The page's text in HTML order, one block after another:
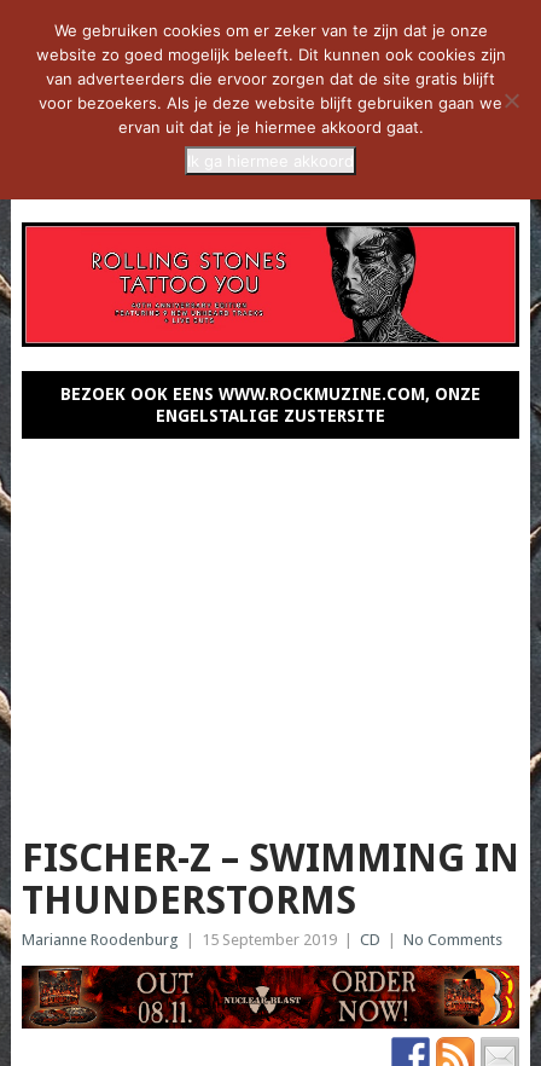
BEZOEK OOK EENS WWW.ROCKMUZINE.COM, ONZE
ENGELSTALIGE ZUSTERSITE
FISCHER-Z – SWIMMING IN
THUNDERSTORMS
Marianne Roodenburg 15 September 2019 CD No Comments
We gebruiken cookies om er zeker van te zijn dat je onze
website zo goed mogelijk beleeft. Dit kunnen ook cookies zijn
van adverteerders die ervoor zorgen dat de site gratis blijft
voor bezoekers. Als je deze website blijft gebruiken gaan we
ervan uit dat je je hiermee akkoord gaat.
Ik ga hiermee akkoord